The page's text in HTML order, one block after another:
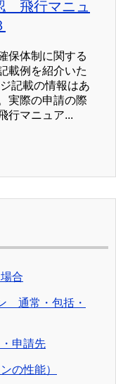
飛行マニュ
保体制に関する
載例を紹介いた
記載の情報はあ
実際の申請の際
行マニュア...
合
通常・包括・
申請先
の性能）